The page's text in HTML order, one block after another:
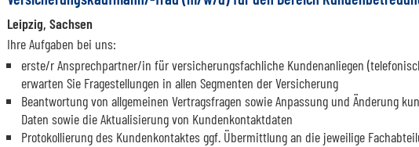
Leipzig, Sachsen
Ihre Aufgaben bei uns:
erste/r Ansprechpartner/in für versicherungsfachliche Kundenanliegen
erwarten Sie Fragestellungen in allen Segmenten der Versicherung
Beantwortung von allgemeinen Vertragsfragen sowie Anpassung und Änderung
Daten sowie die Aktualisierung von Kundenkontaktdaten
Protokollierung des Kundenkontaktes ggf. Übermittlung an die jeweilige